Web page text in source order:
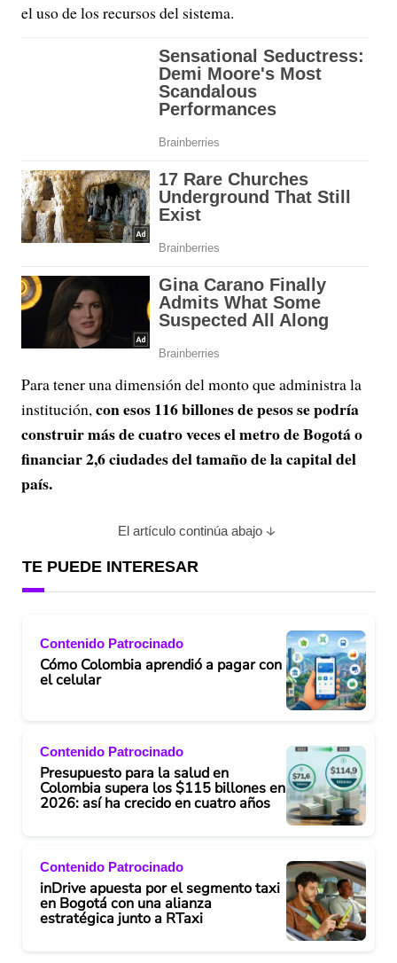
el uso de los recursos del sistema.
Para tener una dimensión del monto que administra la
institución,con esos 116 billones de pesos se podría
construir más de cuatro veces el metro de Bogotá o
financiar 2,6 ciudades del tamaño de la capital del
país.
El artículo continúa abajo
TE PUEDE INTERESAR
Contenido Patrocinado
Cómo Colombia aprendió a pagar con
el celular
Contenido Patrocinado
Presupuesto para la salud en
Colombia supera los $115 billones en
2026: así ha crecido en cuatro años
Contenido Patrocinado
inDrive apuesta por el segmento taxi
en Bogotá con una alianza
estratégica junto a RTaxi